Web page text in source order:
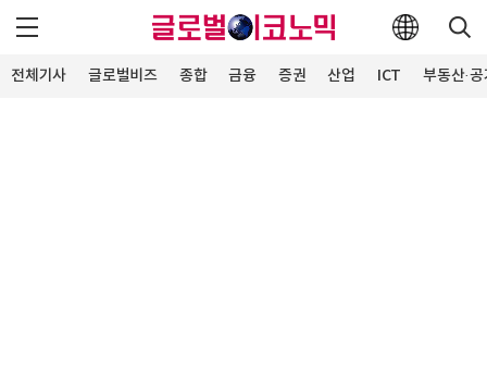
전체기사 글로벌비즈 종합 금융 증권 산업 ICT 부동산·